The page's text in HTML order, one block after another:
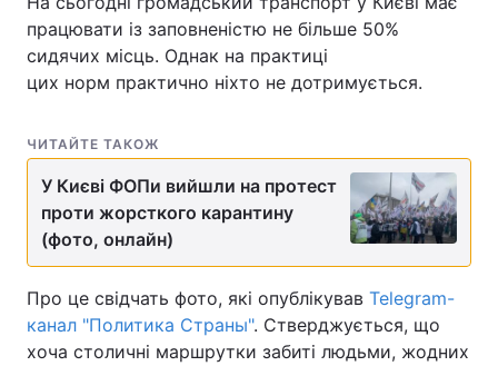
працювати із заповненістю не більше 50%
сидячих місць. Однак на практиці
цих норм практично ніхто не дотримується.
ЧИТАЙТЕ ТАКОЖ
У Києві ФОПи вийшли на протест
проти жорсткого карантину
(фото, онлайн)
Про це свідчать фото, які опублікував Telegram-
канал "Политика Страны". Стверджується, що
хоча столичні маршрутки забиті людьми, жодних